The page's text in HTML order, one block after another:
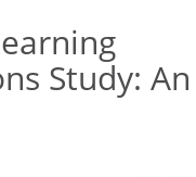
Study: An